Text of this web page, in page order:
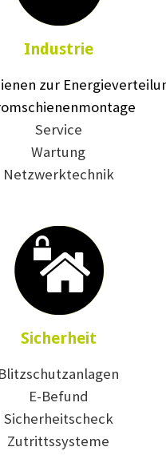
Industrie
zur
Service
Wartung
Netzwerktechnik
Sicherheit
Blitzschutzanlagen
E-Befund
Sicherheitscheck
Zutrittssysteme